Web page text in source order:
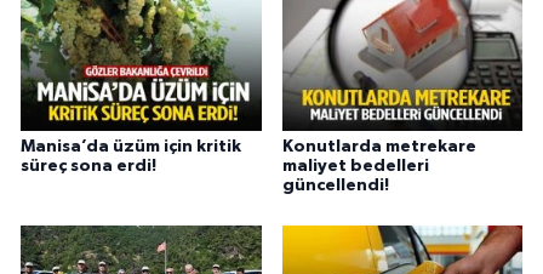
Manisa’da üzüm için kritik
süreç sona erdi!
Konutlarda metrekare
maliyet bedelleri
güncellendi!